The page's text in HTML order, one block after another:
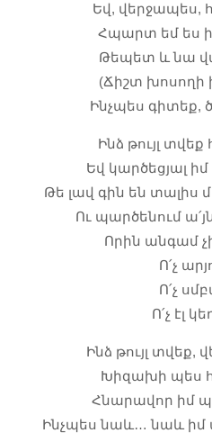
Եվ, վերջապես,
Հպարտ եմ ես
Թեպետ և նա
(Ճիշտ խոսողի
Ինչպես գիտեք,
Ինձ թույլ
Եվ կարծեցյալ
Թե լավ գին են տալիս
Ու պարծենում
Որին անգամ
Ո՛չ
Ո՛չ
Ո՛չ էլ
Ինձ թույլ տվեք,
Խիզախի պես
Հնարավոր իմ
Ինչպես նաև… նաև իմ